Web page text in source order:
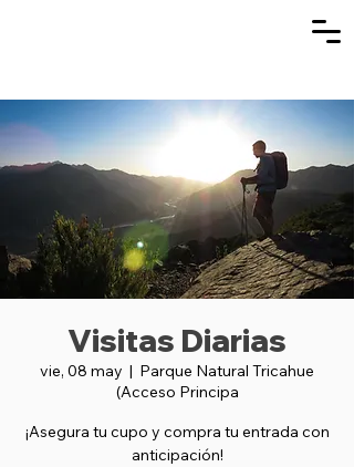
Visitas Diarias
vie, 08 may
  |
Parque Natural Tricahue
(Acceso Principa
¡Asegura tu cupo y compra tu entrada con
anticipación!